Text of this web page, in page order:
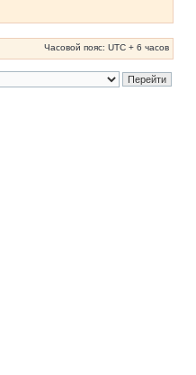
Часовой пояс: UTC + 6 часов